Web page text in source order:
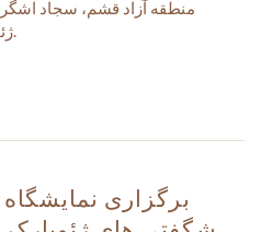
منطقه آزاد قشم، سجاد
ژئوپارک جهانی قشم منصوب شد.
برگزاری